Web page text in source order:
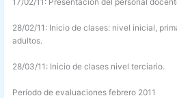
28/02/11: Inicio de clases: nivel inicial,
adultos.
28/03/11: Inicio de clases nivel terciario.
Período de evaluaciones febrero 2011